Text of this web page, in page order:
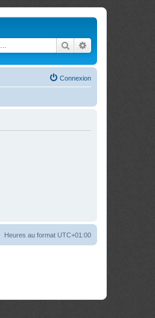
Rechercher
Connexion
Heures au format UTC+01:00